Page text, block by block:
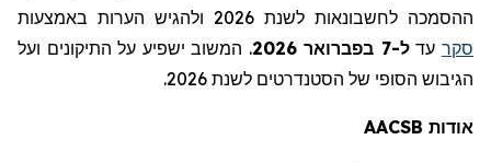
ההסמכה לחשבונאות לשנת 2026 ולהגיש הערות באמצעות
סקרעדל-7 בפברואר 2026 . המשוב ישפיע על התיקונים ועל
הגיבוש הסופי של הסטנדרטים לשנת 2026.
אודות AACSB